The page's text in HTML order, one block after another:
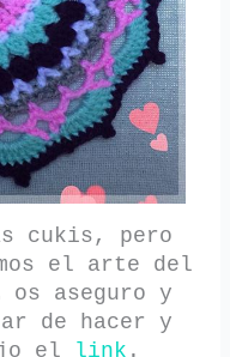
cukis, pero
el arte del
os aseguro y
de hacer y
el
link .